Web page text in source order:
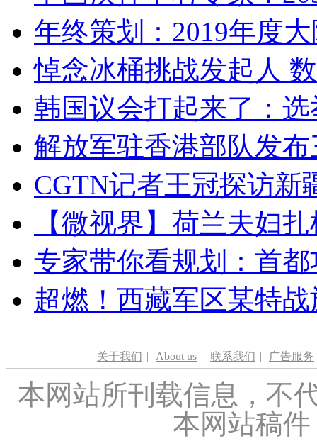
年终策划：2019年度
悼念冰桶挑战发起人
韩国议会打起来了：
解放军驻香港部队发
CGTN记者王冠探访新
【微视界】荷兰夫妇
专家带你看规划：首
超燃！西藏军区某特
关于我们 | About us | 联系我们 | 广告服务
本网站所刊载信息，不
本网站稿